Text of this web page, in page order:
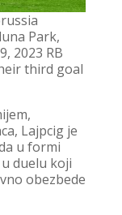
Park,
2023 RB
third goal
Lajpcig je
u formi
duelu koji
obezbede